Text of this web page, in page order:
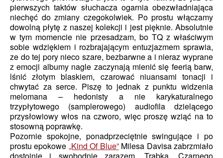
pierwszych taktów słuchacza ogarnia obezwładniająca
niechęć do zmiany czegokolwiek. Po prostu włączamy
dowolną płytę z naszej kolekcji i jest pięknie. Absolutnie
w tym momencie nie przesadzam, bo TQ z właściwym
sobie wdziękiem i rozbrajającym entuzjazmem sprawia,
ze do tej pory nieco szare, bezbarwne a i nieraz wyprane
z emocji albumy nagle zaczynają mienić się feerią barw,
lśnić złotym blaskiem, czarować niuansami tonacji i
chwytać za serce. Piszę to jednak z punktu widzenia
melomana – hedonisty a nie karykaturalnego
trzypłytowego (samplerowego) audiofila dzielącego
przysłowiowy włos na czworo, więc proszę wziąć na to
stosowną poprawkę.
Pozornie spokojne, ponadprzeciętnie swingujące i po
prostu epokowe „Kind Of Blue”Milesa Davisa zabrzmiało